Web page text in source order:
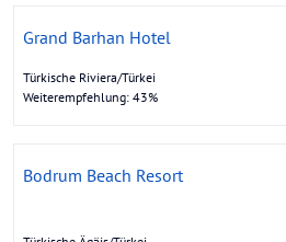
Grand Barhan Hotel
Türkische Riviera/Türkei
Weiterempfehlung: 43%
Bodrum Beach Resort